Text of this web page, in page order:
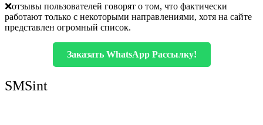
❌отзывы пользователей говорят о том, что фактически
работают только с некоторыми направлениями, хотя на сайте
представлен огромный список.
Заказать WhatsApp Рассылку!
SMSint